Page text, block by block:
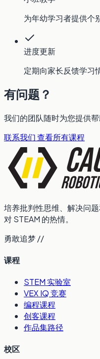
为年幼学习者提供个
进度更新
定期向家长反馈学习
有问题？
我们的团队随时为您提供
联系我们查看所有课程
培养批判性思维、解决问
对 STEAM 的热情。
勇敢追梦 //
课程
STEM 实验室
VEX IQ 竞赛
编程课程
创客课程
作品集路径
校区